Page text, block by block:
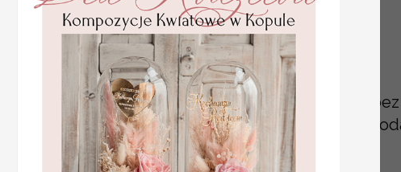
Weselnych
Słoiczek 40 lub 100 g
cena dotyczy słoiczka
słoiczek z miodem za
składania zamówienia